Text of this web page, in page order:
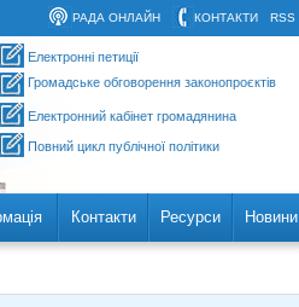
RSS
КОНТАКТИ
РАДА ОНЛАЙН
Електронні петиції
Громадське обговорення законопроєктів
Електронний кабінет громадянина
Повний цикл публічної політики
Контакти Ресурси Новини